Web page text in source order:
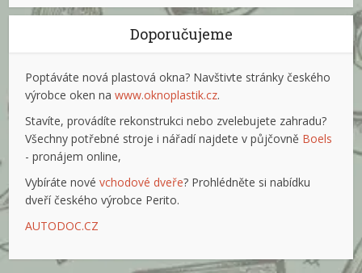
Doporučujeme
Poptáváte nová plastová okna? Navštivte stránky českého
výrobce oken nawww.oknoplastik.cz.
Stavíte, provádíte rekonstrukci nebo zvelebujete zahradu?
Všechny potřebné stroje i nářadí najdete v půjčovně Boels
- pronájem online,
Vybíráte novévchodové dveře? Prohlédněte si nabídku
dveří českého výrobce Perito.
AUTODOC.CZ